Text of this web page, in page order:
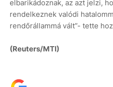
elbarikádoznak, az azt jelzi,
rendelkeznek valódi
rendőrállammá vált”- tette
(Reuters/MTI)